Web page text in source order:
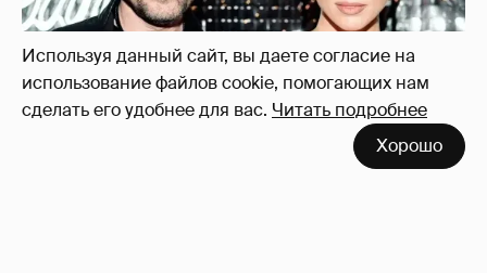
Используя данный сайт, вы даете согласие на
использование файлов cookie, помогающих нам
сделать его удобнее для вас. Читать подробнее
Хорошо